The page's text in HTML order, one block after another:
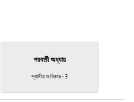
পরবর্তী অধ্যায়
স্বামীর অধিকার - 3